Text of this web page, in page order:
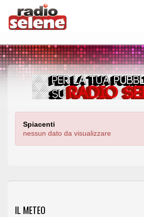
Spiacenti
nessun dato da visualizzare
IL METEO